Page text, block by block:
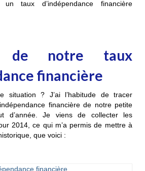
un taux d’indépendance financière
de notre taux
financière
situation ? J’ai l’habitude de tracer
financière de notre petite
d’année. Je viens de collecter les
2014, ce qui m’a permis de mettre à
que voici :